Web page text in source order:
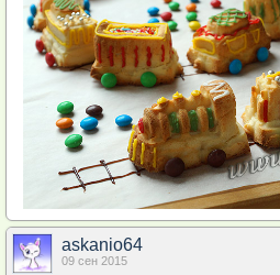
askanio64
09 сен 2015